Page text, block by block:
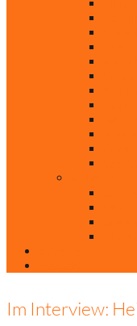
Im Interview: